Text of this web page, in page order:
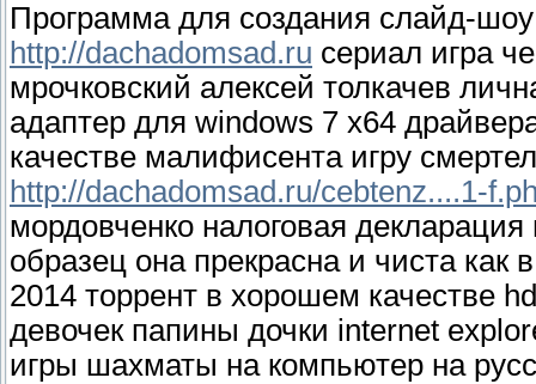
Программа для создания слайд-
http://dachadomsad.ru сериал игра
мрочковский алексей толкачев
адаптер для windows 7 x64
качестве малифисента игру
http://dachadomsad.ru/cebtenz....1-
мордовченко налоговая
образец она прекрасна и чиста как
2014 торрент в хорошем качестве
девочек папины дочки internet
игры шахматы на компьютер на